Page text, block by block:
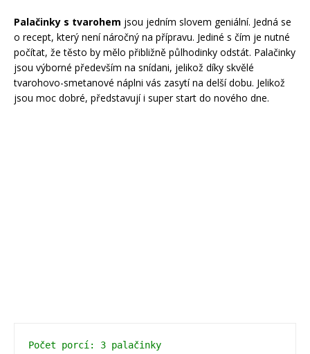
Palačinky s tvarohem jsou jedním slovem geniální. Jedná se
o recept, který není náročný na přípravu. Jediné s čím je nutné
počítat, že těsto by mělo přibližně půlhodinky odstát. Palačinky
jsou výborné především na snídani, jelikož díky skvělé
tvarohovo-smetanové náplni vás zasytí na delší dobu. Jelikož
jsou moc dobré, představují i super start do nového dne.
Počet porcí: 3 palačinky